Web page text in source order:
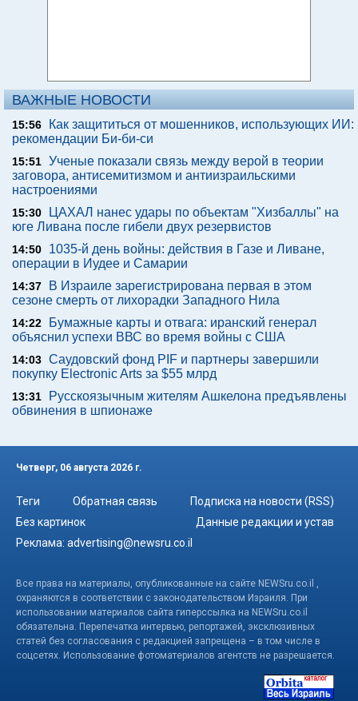
ВАЖНЫЕ НОВОСТИ
15:56
Как защититься от мошенников, использующих ИИ:
рекомендации Би-би-си
15:51 Ученые показали связь между верой в теории
заговора, антисемитизмом и антиизраильскими
настроениями
15:30
ЦАХАЛ нанес удары по объектам "Хизбаллы" на
юге Ливана после гибели двух резервистов
14:50
1035-й день войны: действия в Газе и Ливане,
операции в Иудее и Самарии
14:37
В Израиле зарегистрирована первая в этом
сезоне смерть от лихорадки Западного Нила
14:22
Бумажные карты и отвага: иранский генерал
объяснил успехи ВВС во время войны с США
14:03 Саудовский фонд PIF и партнеры завершили
покупку Electronic Arts за $55 млрд
13:31
Русскоязычным жителям Ашкелона предъявлены
обвинения в шпионаже
Четверг, 06 августа 2026 г.
Теги Обратная связь
Подписка на новости (RSS)
Без картинок
Данные редакции и устав
Реклама: advertising@newsru.co.il
Все права на материалы, опубликованные на сайте NEWSru.co.il ,
охраняются в соответствии с законодательством Израиля. При
использовании материалов сайта гиперссылка на NEWSru.co.il
обязательна. Перепечатка интервью, репортажей, эксклюзивных
статей без согласования с редакцией запрещена – в том числе в
соцсетях. Использование фотоматериалов агентств не разрешается.